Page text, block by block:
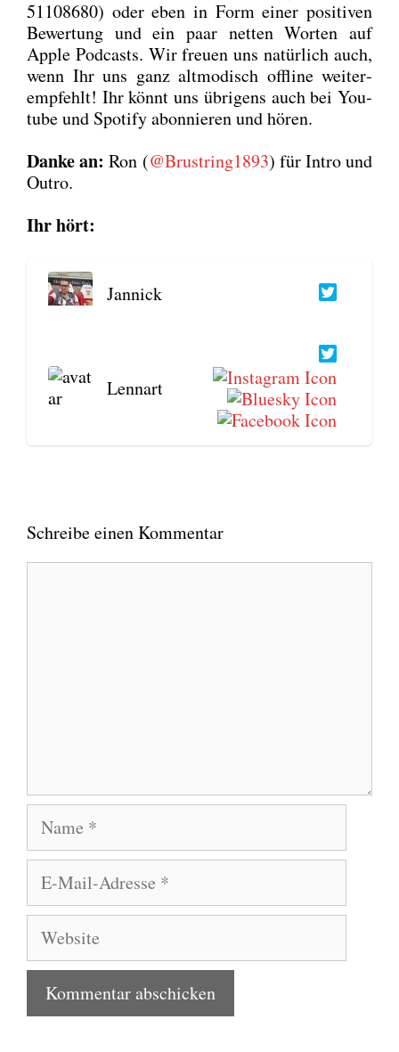
51108680) oder eben in Form einer posi­ti­ven
Bewer­tung und ein paar net­ten Wor­ten auf
Apple Pod­casts. Wir freu­en uns natür­lich auch,
wenn Ihr uns ganz alt­mo­disch off­line wei­ter­
emp­fehlt! Ihr könnt uns übri­gens auch bei You­
tube und Spo­ti­fy abon­nie­ren und hören.
Dan­ke an: Ron (@Brustring1893) für Intro und
Out­ro.
Ihr hört:
Jan­nick
Lenn­art
Schreibe einen Kommentar
Mail-
Adresse